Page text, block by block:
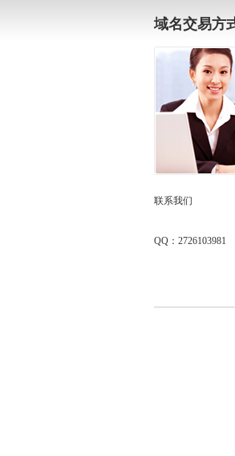
域名交易方
联系我们
QQ：2726103981